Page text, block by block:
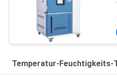
Temperatur-Feuchtigkeits-